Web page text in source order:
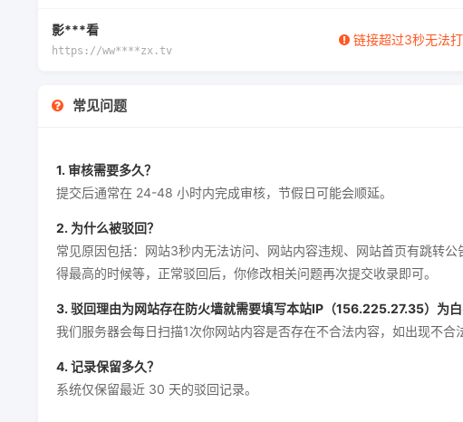
影***看
https://ww****zx.tv
链接超过3秒无法
常见问题
1. 审核需要多久？
提交后通常在 24-48 小时内完成审核，节假日可能会顺延。
2. 为什么被驳回？
常见原因包括：网站3秒内无法访问、网站内容违规、网站首页有跳转
得最高的时候等，正常驳回后，你修改相关问题再次提交收录即可。
3. 驳回理由为网站存在防火墙就需要填写本站IP（156.225.27.35）为
我们服务器会每日扫描1次你网站内容是否存在不合法内容，如出现不合
4. 记录保留多久？
系统仅保留最近 30 天的驳回记录。